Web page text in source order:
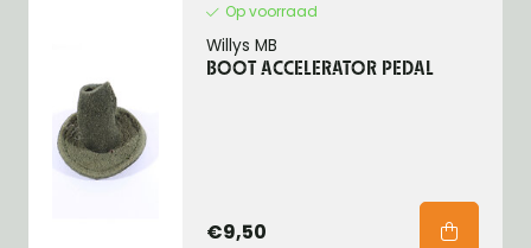
Op voorraad
Willys MB
BOOT ACCELERATOR PEDAL
€9,50